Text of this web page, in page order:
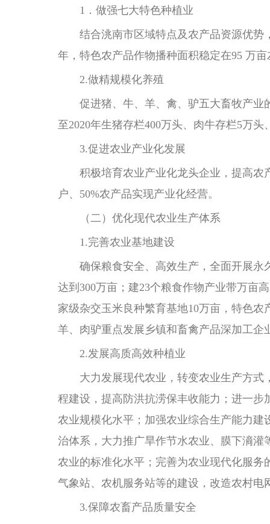
1．做强七大特色种植业
结合洮南市区域特点及农产品资源优势
年，特色农产品作物播种面积稳定在95 万亩
2.做精规模化养殖
促进猪、牛、羊、禽、驴五大畜牧产业
至2020年生猪存栏400万头、肉牛存栏5万
3.促进农业产业化发展
积极培育农业产业化龙头企业，提高农产
户、50%农产品实现产业化经营。
（二）优化现代农业生产体系
1.完善农业基地建设
确保粮食安全、高效生产，全面开展永
达到300万亩；建23个粮食作物产业带万亩
家级杂交玉米良种繁育基地10万亩，特色
羊、肉驴重点发展乡镇和畜禽产品深加工
2.发展高质高效种植业
大力发展现代农业，转变农业生产方式
程建设，提高防洪抗涝保丰收能力；进一
农业规模化水平；加强农业综合生产能力
治体系，大力推广旱作节水农业、膜下滳
农业的标准化水平；完善为农业现代化服
气象站、农机服务站等的建设，改造农村
3.保障农畜产品质量安全